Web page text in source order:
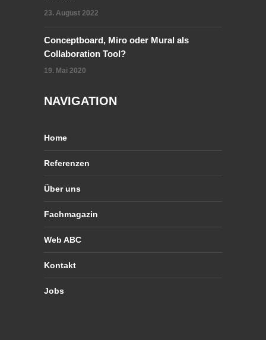
23. August 2022
Conceptboard, Miro oder Mural als
Collaboration Tool?
19. Mai 2020
NAVIGATION
Home
Referenzen
Über uns
Fachmagazin
Web ABC
Kontakt
Jobs